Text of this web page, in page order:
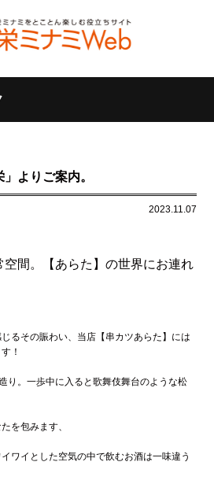
よりご案内。
2023.11.07
空間。【あらた】の世界にお連れ
るその賑わい、当店【串カツあらた】には
！
り。一歩中に入ると歌舞伎舞台のような松
を包みます、
ワイとした空気の中で飲むお酒は一味違う